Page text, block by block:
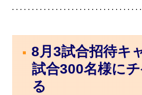
8月3試合招待キ
試合300名様に
る